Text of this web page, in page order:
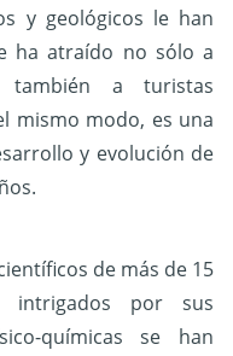
y geológicos le han
ha atraído no sólo a
también a turistas
mismo modo, es una
y evolución de
de más de 15
intrigados por sus
químicas se han